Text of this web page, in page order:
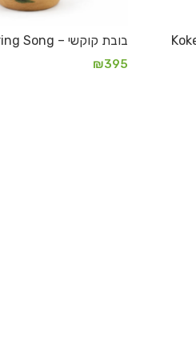
בובת קוקשי – Spring Song
₪395